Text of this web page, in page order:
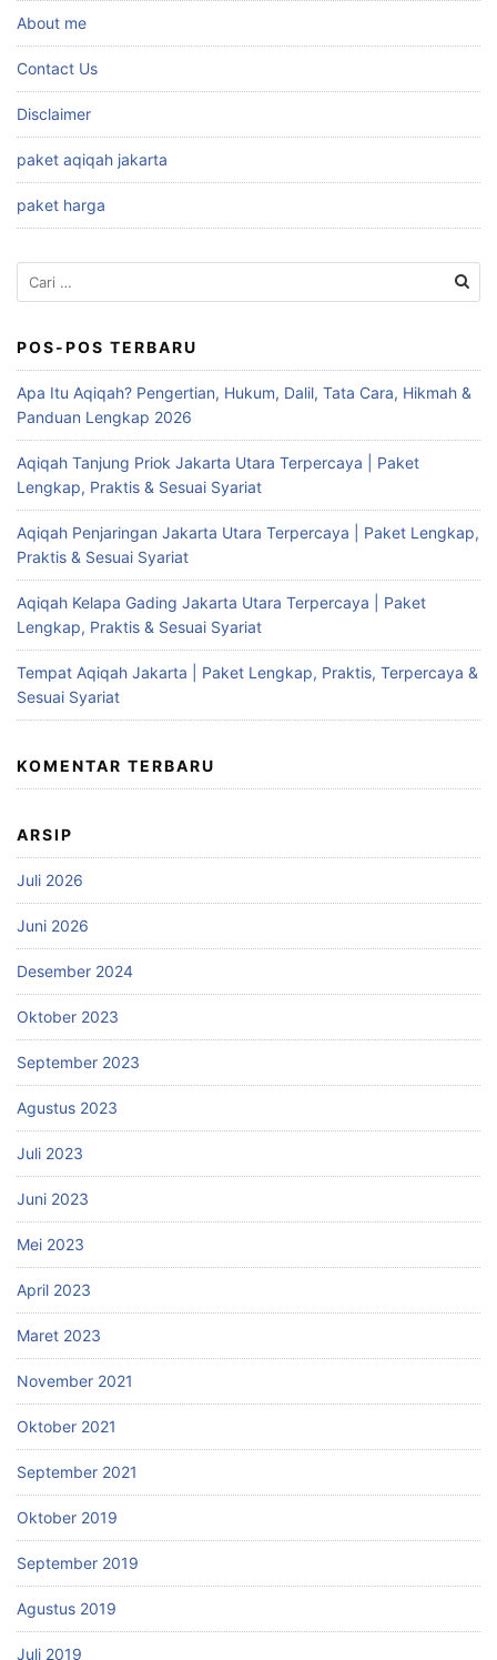
About me
Contact Us
Disclaimer
paket aqiqah jakarta
paket harga
Cari
untuk:
POS-POS TERBARU
Apa Itu Aqiqah? Pengertian, Hukum, Dalil, Tata Cara, Hikmah &
Panduan Lengkap 2026
Aqiqah Tanjung Priok Jakarta Utara Terpercaya | Paket
Lengkap, Praktis & Sesuai Syariat
Aqiqah Penjaringan Jakarta Utara Terpercaya | Paket Lengkap,
Praktis & Sesuai Syariat
Aqiqah Kelapa Gading Jakarta Utara Terpercaya | Paket
Lengkap, Praktis & Sesuai Syariat
Tempat Aqiqah Jakarta | Paket Lengkap, Praktis, Terpercaya &
Sesuai Syariat
KOMENTAR TERBARU
ARSIP
Juli 2026
Juni 2026
Desember 2024
Oktober 2023
September 2023
Agustus 2023
Juli 2023
Juni 2023
Mei 2023
April 2023
Maret 2023
November 2021
Oktober 2021
September 2021
Oktober 2019
September 2019
Agustus 2019
Juli 2019